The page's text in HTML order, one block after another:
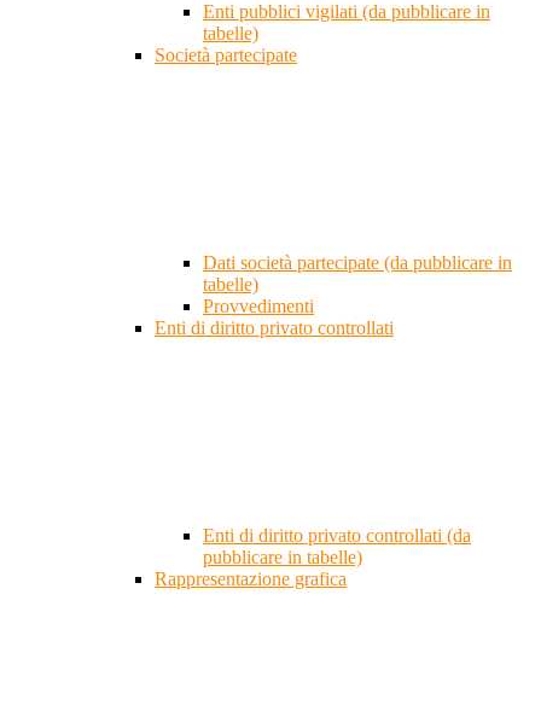
Enti pubblici vigilati (da pubblicare in
tabelle)
Società partecipate
Dati società partecipate (da pubblicare in
tabelle)
Provvedimenti
Enti di diritto privato controllati
Enti di diritto privato controllati (da
pubblicare in tabelle)
Rappresentazione grafica